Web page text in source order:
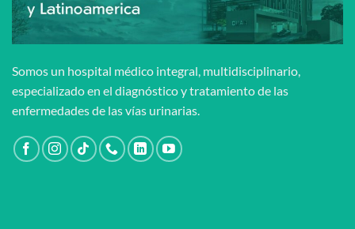
Somos un hospital médico integral, multidisciplinario,
especializado en el diagnóstico y tratamiento de las
enfermedades de las vías urinarias.